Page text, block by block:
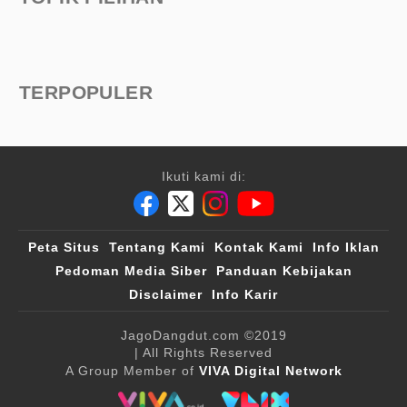
TERPOPULER
Ikuti kami di:
Peta Situs Tentang Kami Kontak Kami
Info Iklan
Pedoman Media Siber
Panduan Kebijakan
Disclaimer
Info Karir
JagoDangdut.com ©2019
| All Rights Reserved
A Group Member of VIVA Digital Network